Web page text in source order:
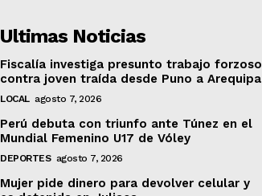
Ultimas Noticias
Fiscalía investiga presunto trabajo forzoso
contra joven traída desde Puno a Arequipa
LOCAL agosto 7, 2026
Perú debuta con triunfo ante Túnez en el
Mundial Femenino U17 de Vóley
DEPORTES agosto 7, 2026
Mujer pide dinero para devolver celular y